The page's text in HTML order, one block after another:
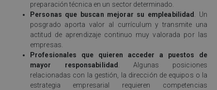
preparación técnica en un sector determinado.
Personas que buscan mejorar su empleabilidad . Un
posgrado aporta valor al currículum y transmite una
actitud de aprendizaje continuo muy valorada por las
empresas.
Profesionales que quieren acceder a puestos de
mayor responsabilidad . Algunas posiciones
relacionadas con la gestión, la dirección de equipos o la
estrategia empresarial requieren competencias